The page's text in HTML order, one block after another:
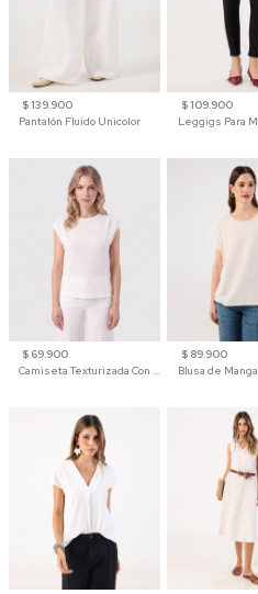
$ 139.900
Pantalón Fluido Unicolor
$ 109.900
$ 69.900
Camiseta Texturizada Con Hombro Caído Para Mujer
$ 89.900